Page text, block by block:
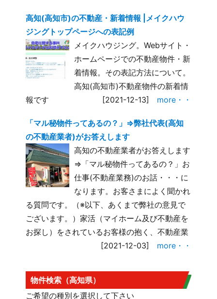
高知(高知市)の不動産・新着情報 |メイクハウ
ジングトップページへの表記例
メイクハウジング。Webサイト・
ホームページでの不動産物件・新
着情報。その表記方法について。
高知(高知市)不動産物件の新着情
報です
[2021-12-13] more・・
「マル秘物件ってあるの？」⇒弊社代表(高知
の不動産業者)がお答えします
高知の不動産業者がお答えします
⇒「マル秘物件ってあるの？」お
仕事(不動産業務)のお話・・・に
なります。お客さまによく聞かれ
る質問です。（※以下、あくまで弊社の意見で
ございます。）家活（マイホーム及び不動産を
お探し）をされているお客様の抱く、不動産業
[2021-12-03] more・・
物件検索（高知県）
ご希望の種別を選択して下さい